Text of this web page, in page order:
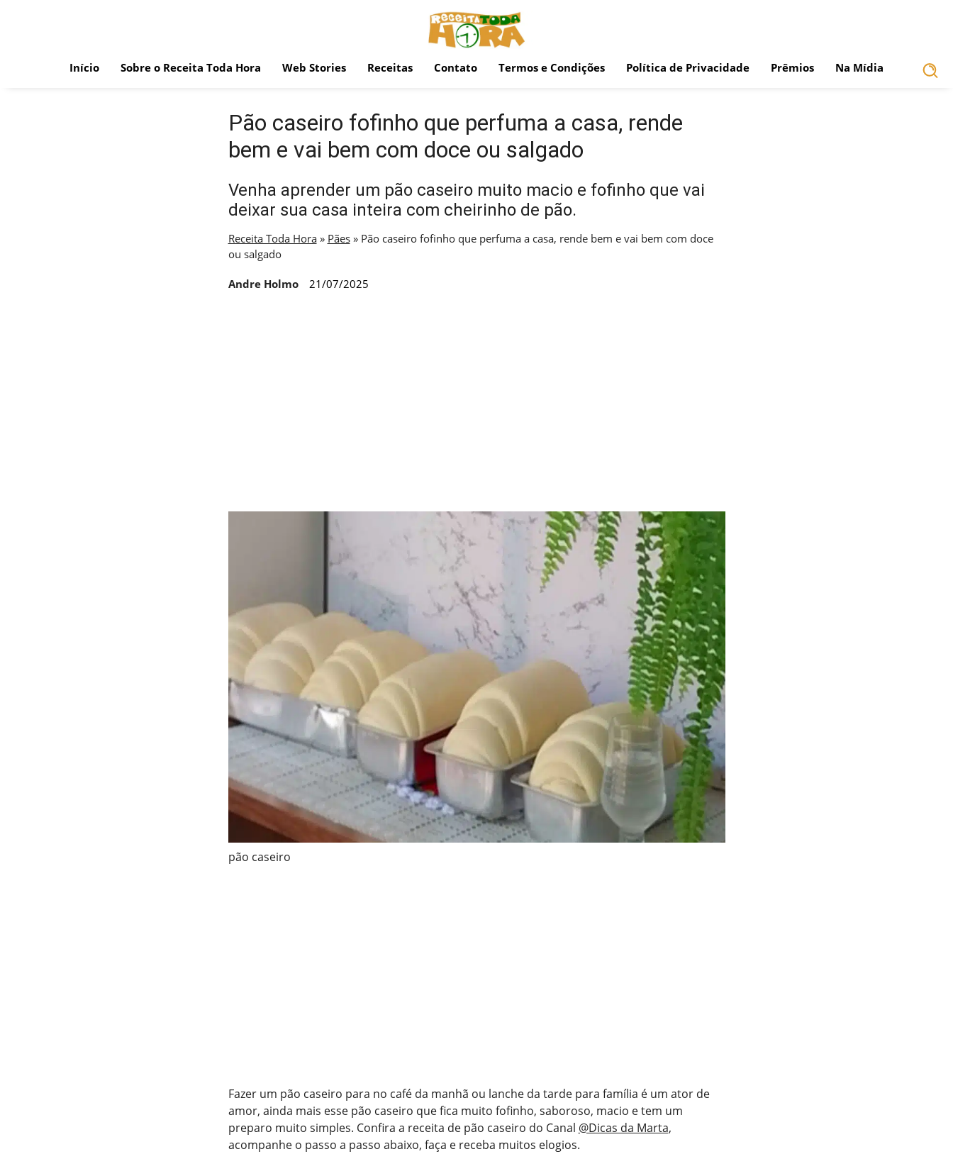
Início Sobre o Receita Toda Hora Web Stories Receitas Contato Termos e Condições Política de Privacidade Prêmios Na Mídia
Pão caseiro fofinho que perfuma a casa, rende
bem e vai bem com doce ou salgado
Venha aprender um pão caseiro muito macio e fofinho que vai
deixar sua casa inteira com cheirinho de pão.
Receita Toda Hora» Pães» Pão caseiro fofinho que perfuma a casa, rende bem e vai bem com doce
ou salgado
Andre Holmo 21/07/2025
pão caseiro
Fazer um pão caseiro para no café da manhã ou lanche da tarde para família é um ator de
amor, ainda mais esse pão caseiro que fica muito fofinho, saboroso, macio e tem um
preparo muito simples. Confira a receita de pão caseiro do Canal @Dicas da Marta,
acompanhe o passo a passo abaixo, faça e receba muitos elogios.